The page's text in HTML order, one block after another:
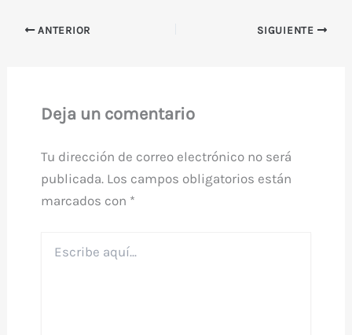
ANTERIOR SIGUIENTE
Deja un comentario
Tu dirección de correo electrónico no será
publicada. Los campos obligatorios están
marcados con *
aquí...